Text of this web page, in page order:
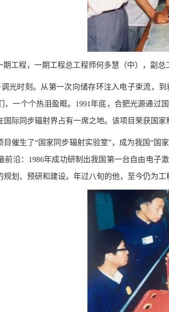
期工程，一期工程总工程师何多慧（中），副
调光时刻。从第一次向储存环注入电子束流
，一个个热泪盈眶。1991年底，合肥光源通
际同步辐射界占有一席之地。该项目荣获国家
目催生了“国家同步辐射实验室”，成为我国“
前沿：1986年成功研制出我国第一台自由电子
划、预研和建设。年过八旬的他，至今仍为工